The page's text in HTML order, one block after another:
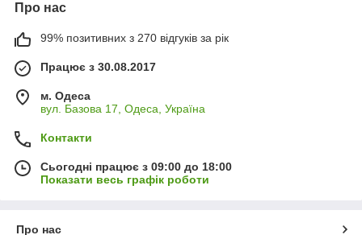
Про нас
99% позитивних з 270 відгуків за рік
Працює з 30.08.2017
м. Одеса
вул. Базова 17, Одеса, Україна
Контакти
Сьогодні працює з 09:00 до 18:00
Показати весь графік роботи
Про нас